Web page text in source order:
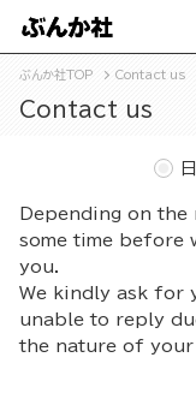
ぶんか社TOP Contact us
Contact us
Depending on
some time before
you.
We kindly ask for
unable to reply
the nature of